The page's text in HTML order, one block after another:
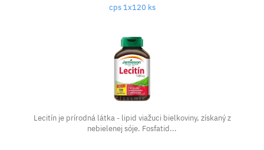
cps 1x120 ks
Lecitín je prírodná látka - lipid viažuci bielkoviny, získaný z
nebielenej sóje. Fosfatid...